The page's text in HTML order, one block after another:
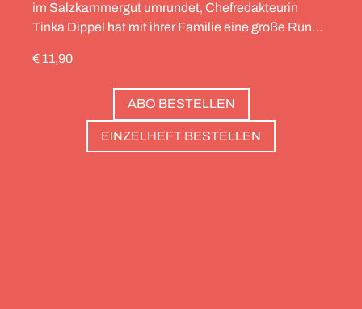
im Salzkammergut umrundet, Chefredakteurin
Tinka Dippel hat mit ihrer Familie eine große Runde
Helfrich ist über viele Gipfel gegangen – von
Salzburg bis nach Triest. Und die Redaktion hat
zwölf Hotels gesammelt, die zweierlei gemeinsam
haben: Sie sind die perfekte Basis, um Gipfel zu
stürmen. Und sie haben wunderschöne Pools, um
€ 11,90
ABO BESTELLEN
EINZELHEFT BESTELLEN